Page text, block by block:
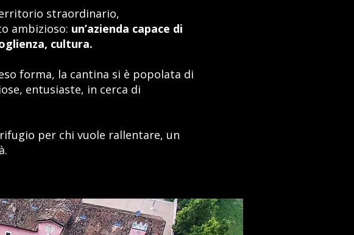
straordinario,
ambizioso: un’azienda capace di
cultura.
forma, la cantina si è popolata di
entusiaste, in cerca di
per chi vuole rallentare, un